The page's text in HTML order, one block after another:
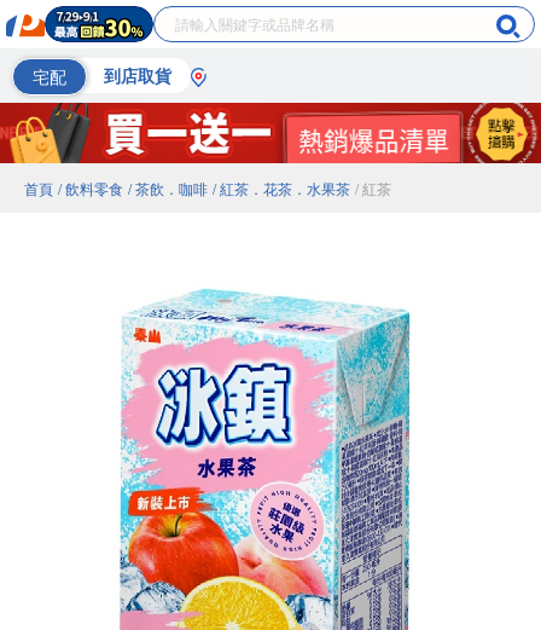
宅配 到店取貨
首頁 / 飲料零食 / 茶飲．咖啡 / 紅茶．花茶．水果茶 / 紅茶